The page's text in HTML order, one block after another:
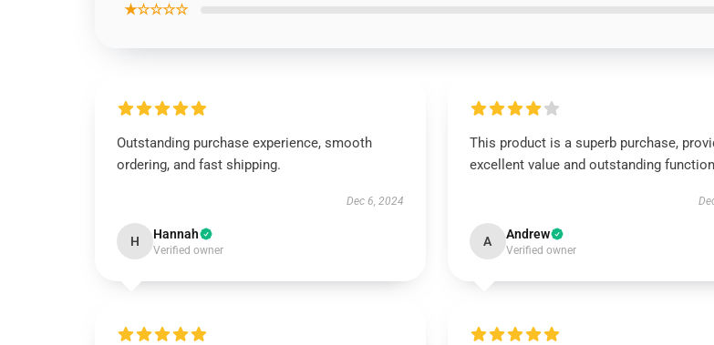
★☆☆☆☆
Outstanding purchase experience, smooth
ordering, and fast shipping.
Dec 6, 2024
H Hannah
Verified owner
This product is a superb purchase,
excellent value and outstanding
A Andrew
Verified owner